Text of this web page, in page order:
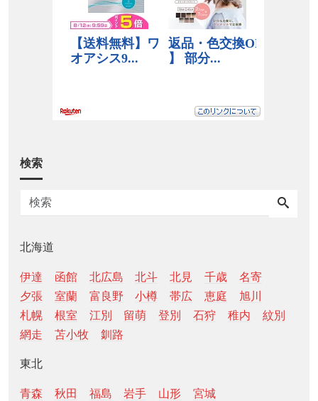
検索
北海道
伊達 函館 北広島 北斗 北見 千歳
名寄
夕張
室蘭 富良野 小樽 帯広 恵庭
旭川
札幌
根室 江別 留萌 登別 石狩 稚内
紋別
網走
苫小牧 釧路
東北
青森 秋田 福島 岩手 山形 宮城